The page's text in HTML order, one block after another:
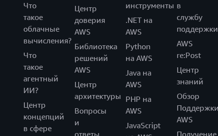
Что
такое
облачные
вычисления?
Что
такое
агентный
ИИ?
Центр
концепций
в сфере
Центр
доверия
AWS
Библиотека
решений
AWS
Центр
архитектуры
Вопросы
и
ответы
инструменты
.NET на
AWS
Python
на AWS
Java на
AWS
PHP на
AWS
JavaScript
в
службу
поддержки
AWS
re:Post
Центр
знаний
Обзор
AWS
Получение